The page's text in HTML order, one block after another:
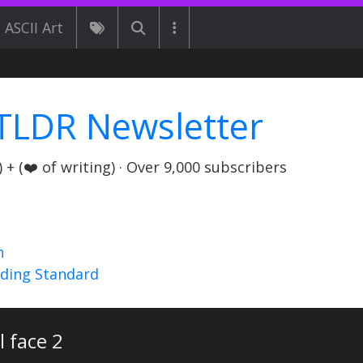
ASCII Art
Newsletter
(❤️ of writing) · Over 9,000 subscribers
Standard
face 2